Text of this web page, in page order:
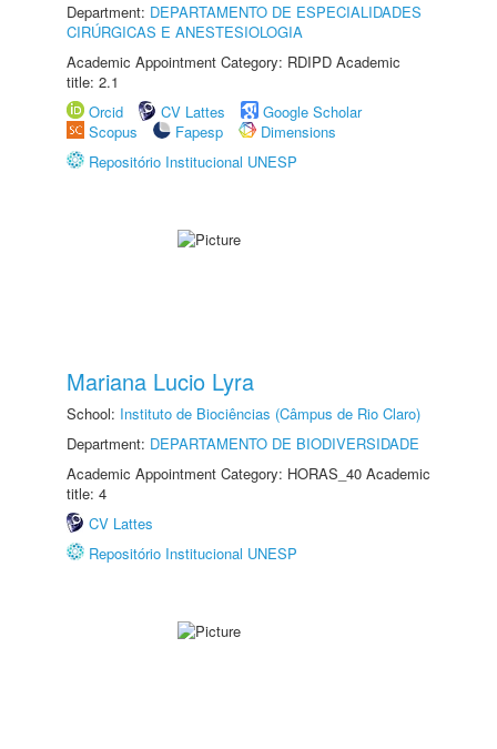
Department: DEPARTAMENTO DE ESPECIALIDADES
CIRÚRGICAS E ANESTESIOLOGIA
Academic Appointment Category: RDIPD Academic
title: 2.1
Orcid
CV Lattes
Google Scholar
Scopus
Fapesp
Dimensions
Repositório Institucional UNESP
Mariana Lucio Lyra
School: Instituto de Biociências (Câmpus de Rio Claro)
Department: DEPARTAMENTO DE BIODIVERSIDADE
Academic Appointment Category: HORAS_40 Academic
title: 4
CV Lattes
Repositório Institucional UNESP